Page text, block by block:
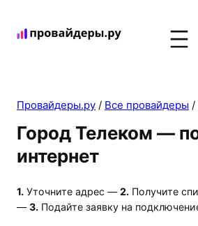
содержимому
Провайдеры.ру / Все провайдеры /
Город Телеком —
интернет
1. Уточните адрес —2. Получите
—3. Подайте заявку на